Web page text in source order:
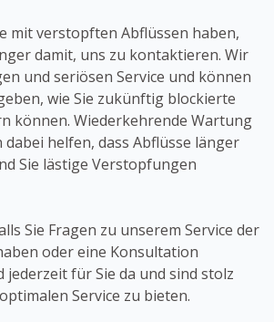
mit verstopften Abflüssen haben,
damit, uns zu kontaktieren. Wir
und seriösen Service und können
wie Sie zukünftig blockierte
können. Wiederkehrende Wartung
helfen, dass Abflüsse länger
Sie lästige Verstopfungen
Sie Fragen zu unserem Service der
oder eine Konsultation
jederzeit für Sie da und sind stolz
Service zu bieten.